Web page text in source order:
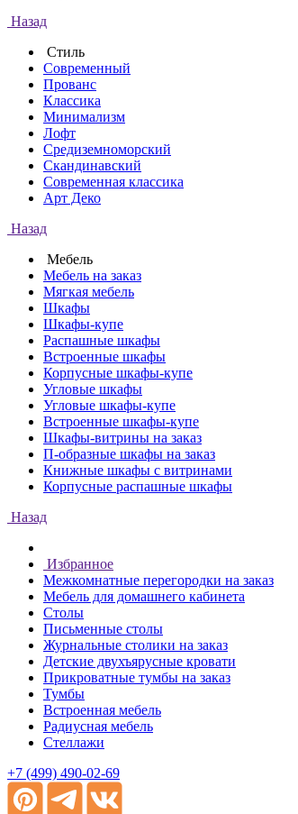
Назад
Стиль
Современный
Прованс
Классика
Минимализм
Лофт
Средиземноморский
Скандинавский
Современная классика
Арт Деко
Назад
Мебель
Мебель на заказ
Мягкая мебель
Шкафы
Шкафы-купе
Распашные шкафы
Встроенные шкафы
Корпусные шкафы-купе
Угловые шкафы
Угловые шкафы-купе
Встроенные шкафы-купе
Шкафы-витрины на заказ
П-образные шкафы на заказ
Книжные шкафы с витринами
Корпусные распашные шкафы
Назад
Избранное
Межкомнатные перегородки на заказ
Мебель для домашнего кабинета
Столы
Письменные столы
Журнальные столики на заказ
Детские двухъярусные кровати
Прикроватные тумбы на заказ
Тумбы
Встроенная мебель
Радиусная мебель
Стеллажи
+7 (499) 490-02-69